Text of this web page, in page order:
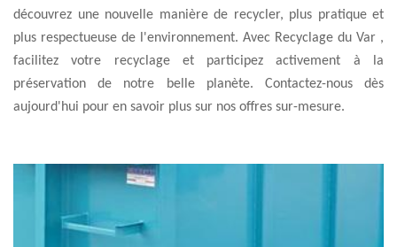
découvrez une nouvelle manière de recycler, plus pratique et
plus respectueuse de l'environnement. Avec Recyclage du Var ,
facilitez votre recyclage et participez activement à la
préservation de notre belle planète. Contactez-nous dès
aujourd'hui pour en savoir plus sur nos offres sur-mesure.